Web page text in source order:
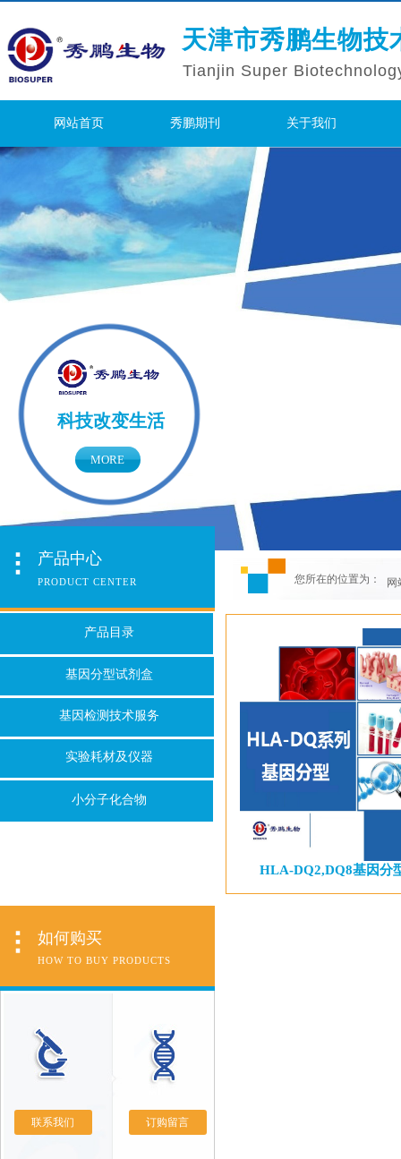
天津市秀鹏生物技
Tianjin Super
网站首页 秀鹏期刊 关于我们
科技改变生活
MORE
产品中心
您所在的位置为：
PRODUCT CENTER 网
产品目录
HLA-DQ2,DQ8基因分
基因分型试剂盒
基因检测技术服务
实验耗材及仪器
小分子化合物
如何购买
HOW TO BUY PRODUCTS
订购留言
联系我们